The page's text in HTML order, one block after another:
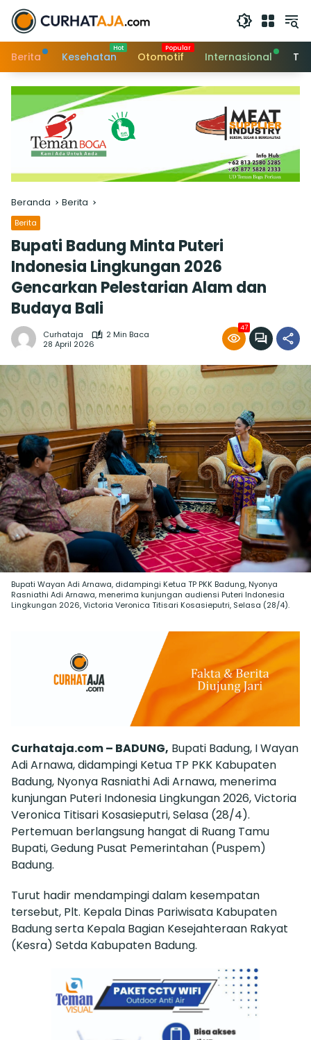
Langsung
konten
Berita
Kesehatan Otomotif Internasional
Beranda Berita
Berita
Bupati Badung Minta Puteri
Indonesia Lingkungan 2026
Gencarkan Pelestarian Alam dan
Budaya Bali
Curhataja
2 Min Baca
28 April 2026
47
Bupati Wayan Adi Arnawa, didampingi Ketua TP PKK Badung, Nyonya
Rasniathi Adi Arnawa, menerima kunjungan audiensi Puteri Indonesia
Lingkungan 2026, Victoria Veronica Titisari Kosasieputri, Selasa (28/4).
Curhataja.com – BADUNG, Bupati Badung, I Wayan
Adi Arnawa, didampingi Ketua TP PKK Kabupaten
Badung, Nyonya Rasniathi Adi Arnawa, menerima
kunjungan Puteri Indonesia Lingkungan 2026, Victoria
Veronica Titisari Kosasieputri, Selasa (28/4).
Pertemuan berlangsung hangat di Ruang Tamu
Bupati, Gedung Pusat Pemerintahan (Puspem)
Badung.
Turut hadir mendampingi dalam kesempatan
tersebut, Plt. Kepala Dinas Pariwisata Kabupaten
Badung serta Kepala Bagian Kesejahteraan Rakyat
(Kesra) Setda Kabupaten Badung.